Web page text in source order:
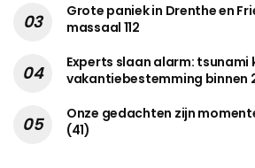
Grote paniek in Drenthe en
massaal 112
Experts slaan alarm: tsunami
vakantiebestemming binnen
Onze gedachten zijn
(41)